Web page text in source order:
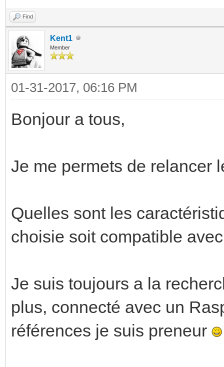
Find
Kent1
Member
01-31-2017, 06:16 PM
Bonjour a tous,
Je me permets de relancer
Quelles sont les
choisie soit compatible
Je suis toujours a la
plus, connecté avec un
références je suis preneur